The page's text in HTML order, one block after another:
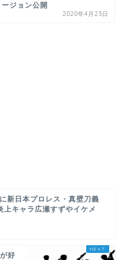
ージョン公開
2020年4月23日
に新日本プロレス・真壁刀義
上キャラ広瀬すずやイケメ
好